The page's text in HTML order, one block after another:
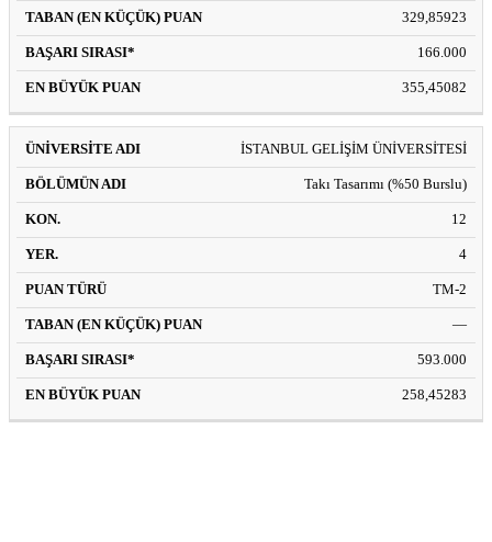
329,85923
166.000
355,45082
İSTANBUL GELİŞİM ÜNİVERSİTESİ
Takı Tasarımı (%50 Burslu)
12
4
TM-2
—
593.000
258,45283